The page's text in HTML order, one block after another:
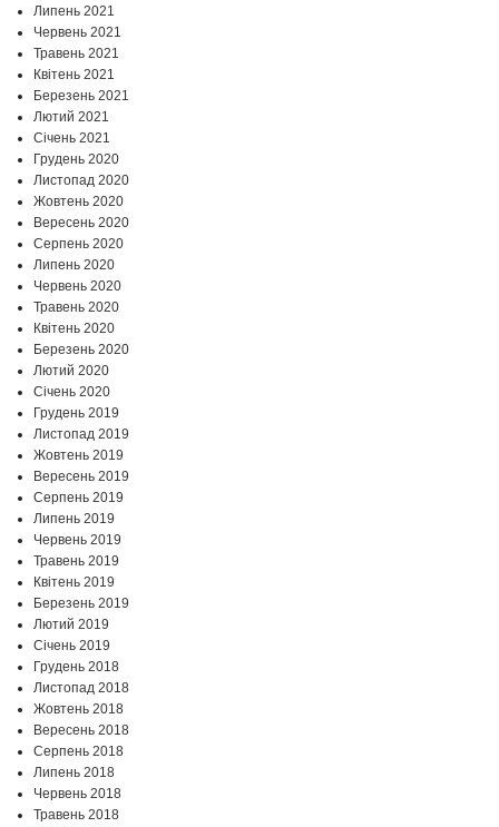
Липень 2021
Червень 2021
Травень 2021
Квітень 2021
Березень 2021
Лютий 2021
Січень 2021
Грудень 2020
Листопад 2020
Жовтень 2020
Вересень 2020
Серпень 2020
Липень 2020
Червень 2020
Травень 2020
Квітень 2020
Березень 2020
Лютий 2020
Січень 2020
Грудень 2019
Листопад 2019
Жовтень 2019
Вересень 2019
Серпень 2019
Липень 2019
Червень 2019
Травень 2019
Квітень 2019
Березень 2019
Лютий 2019
Січень 2019
Грудень 2018
Листопад 2018
Жовтень 2018
Вересень 2018
Серпень 2018
Липень 2018
Червень 2018
Травень 2018